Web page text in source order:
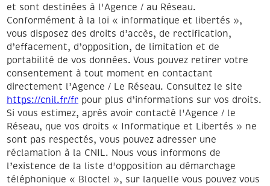
et sont destinées à l'Agence / au Réseau.
Conformément à la loi « informatique et libertés »,
vous disposez des droits d’accès, de rectification,
d’effacement, d’opposition, de limitation et de
portabilité de vos données. Vous pouvez retirer votre
consentement à tout moment en contactant
directement l’Agence / Le Réseau. Consultez le site
https://cnil.fr/fr pour plus d’informations sur vos droits.
Si vous estimez, après avoir contacté l'Agence / le
Réseau, que vos droits « Informatique et Libertés » ne
sont pas respectés, vous pouvez adresser une
réclamation à la CNIL. Nous vous informons de
l’existence de la liste d'opposition au démarchage
téléphonique « Bloctel », sur laquelle vous pouvez vous